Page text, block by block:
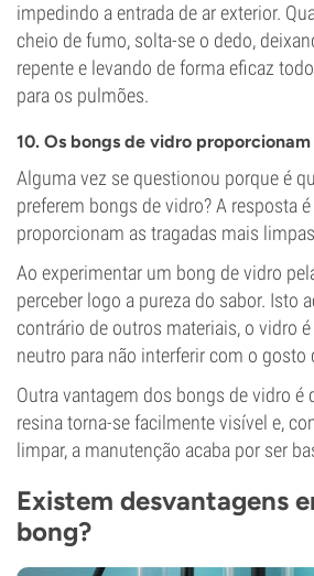
impedindo a entrada de ar exterior.
cheio de fumo, solta-se o dedo,
repente e levando de forma eficaz
para os pulmões.
10. Os bongs de vidro
Alguma vez se questionou porque é
preferem bongs de vidro? A resposta
proporcionam as tragadas mais
Ao experimentar um bong de vidro
perceber logo a pureza do sabor. Isto
contrário de outros materiais, o vidro
neutro para não interferir com o gosto
Outra vantagem dos bongs de vidro é
resina torna-se facilmente visível e,
limpar, a manutenção acaba por ser
Existem desvantagens
bong?